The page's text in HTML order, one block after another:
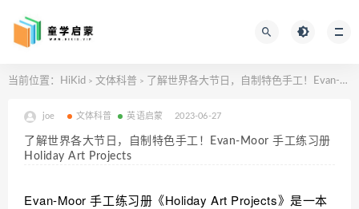
当前位置： HiKid > 文体科普 > 了解世界各大节日，自制特色手工！Evan-Moor 手工练习册 Holiday Art Projects
joe 文体科普 英语启蒙 2023-06-27
了解世界各大节日，自制特色手工！Evan-Moor 手工练习册
Holiday Art Projects
Evan-Moor 手工练习册《Holiday Art Projects》是一本